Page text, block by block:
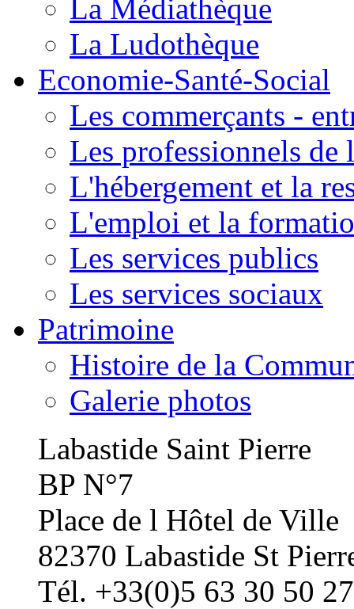
La Médiathèque
La Ludothèque
Economie-Santé-Social
Les commerçants -
Les professionnels de
L'hébergement et la
L'emploi et la
Les services publics
Les services sociaux
Patrimoine
Histoire de la
Galerie photos
Labastide Saint Pierre
BP N°7
Place de l Hôtel de Ville
82370 Labastide St
Tél. +33(0)5 63 30 50 27